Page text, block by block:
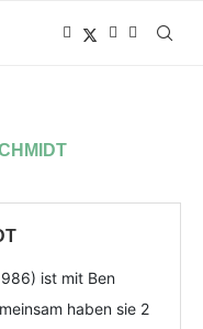
ist mit Ben
haben sie 2